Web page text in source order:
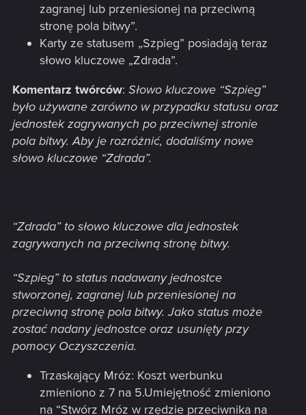
zagranej lub przeniesionej na przeciwną
stronę pola bitwy”.
Karty ze statusem „Szpieg” posiadają teraz
słowo kluczowe „Zdrada”.
Komentarz twórców: Słowo kluczowe “Szpieg”
było używane zarówno w przypadku statusu oraz
jednostek zagrywanych po przeciwnej stronie
pola bitwy. Aby je rozróżnić, dodaliśmy nowe
słowo kluczowe “Zdrada”.
“Zdrada” to słowo kluczowe dla jednostek
zagrywanych na przeciwną stronę bitwy.
“Szpieg” to status nadawany jednostce
stworzonej, zagranej lub przeniesionej na
przeciwną stronę pola bitwy. Jako status może
zostać nadany jednostce oraz usunięty przy
pomocy Oczyszczenia.
Trzaskający Mróz: Koszt werbunku
zmieniono z 7 na 5.Umiejętność zmieniono
na “Stwórz Mróz w rzędzie przeciwnika na